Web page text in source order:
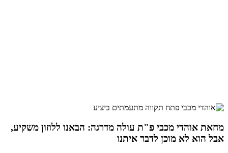
מחאת אוהדי מכבי פ"ת עולה מדרגה: הבאנו ללוזון משקיע,
אבל הוא לא מוכן לדבר איתנו